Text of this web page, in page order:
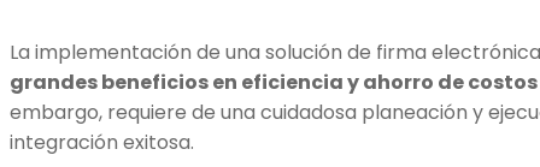
La implementación de una solución de firma
grandes beneficios en eficiencia y ahorro de costos
embargo, requiere de una cuidadosa planeación y
integración exitosa.